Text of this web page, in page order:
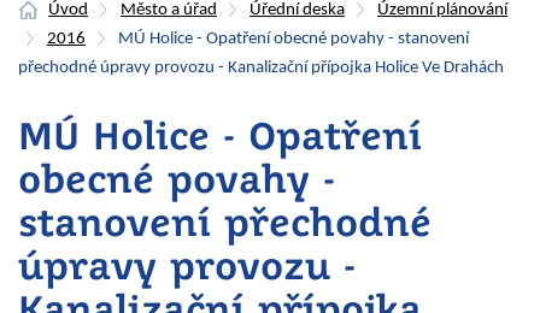
Úvod Město a úřad Úřední deska
Územní plánování
2016
MÚ Holice - Opatření obecné povahy - stanovení
přechodné úpravy provozu - Kanalizační přípojka Holice Ve Drahách
MÚ Holice - Opatření
obecné povahy -
stanovení přechodné
úpravy provozu -